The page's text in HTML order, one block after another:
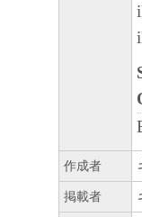
効に存
キヤノ
作成者
掲載者